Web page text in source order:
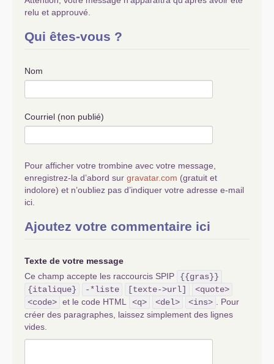
relu et approuvé.
Qui êtes-vous ?
Nom
Courriel (non publié)
Pour afficher votre trombine avec votre message,
enregistrez-la d’abord sur gravatar.com (gratuit et
indolore) et n’oubliez pas d’indiquer votre adresse e-mail
ici.
Ajoutez votre commentaire ici
Texte de votre message
Ce champ accepte les raccourcis SPIP
{{gras}}
{italique}
-*liste [texte->url]
<quote>
<code> et le code HTML <q> <del> <ins>
. Pour
créer des paragraphes, laissez simplement des lignes
vides.